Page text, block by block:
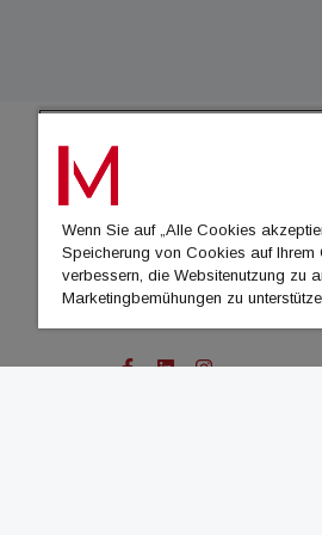
Wenn Sie auf „Alle Cookies
Speicherung von Cookies auf
verbessern, die Websitenutzung zu
Marketingbemühungen zu